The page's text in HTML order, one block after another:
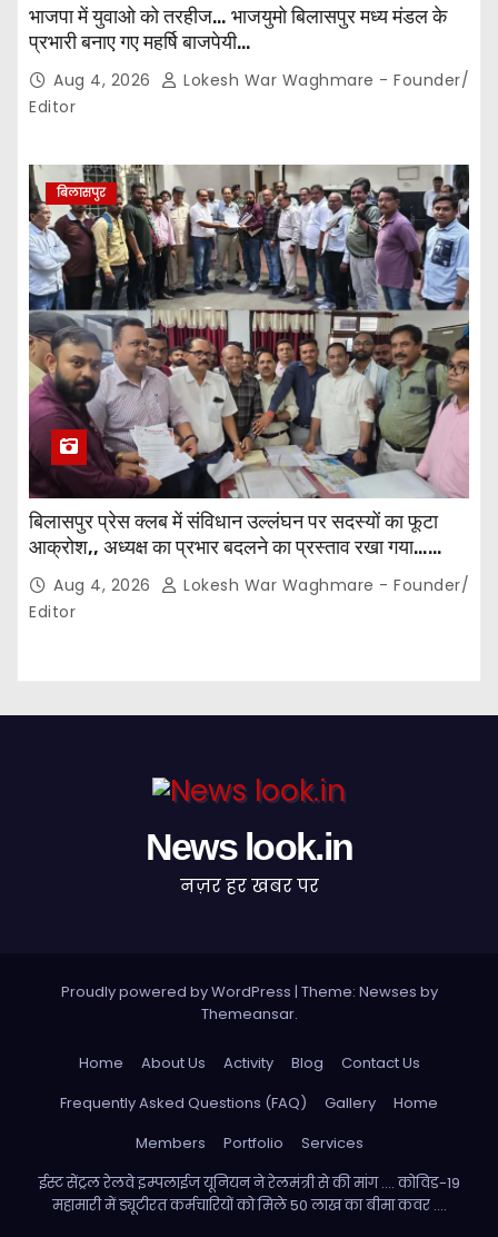
भाजपा में युवाओ को तरहीज… भाजयुमो बिलासपुर मध्य मंडल के
प्रभारी बनाए गए महर्षि बाजपेयी…
Aug 4, 2026
Lokesh War Waghmare - Founder/
Editor
बिलासपुर
बिलासपुर प्रेस क्लब में संविधान उल्लंघन पर सदस्यों का फूटा
आक्रोश,, अध्यक्ष का प्रभार बदलने का प्रस्ताव रखा गया…
करीब 150 सदस्यों की बैठक में कई अहम प्रस्ताव सर्वसम्मति से
पारित,, पत्रकारों ने कलेक्टर व सहायक पंजीयक को सौंपा
ज्ञापन…
Aug 4, 2026
Lokesh War Waghmare - Founder/
Editor
News look.in
नज़र हर खबर पर
Proudly powered by WordPress | Theme: Newses by
Themeansar.
Home About Us Activity Blog
Contact Us
Frequently Asked Questions (FAQ)
Gallery
Home
Members
Portfolio
Services
ईस्ट सेंट्रल रेलवे इम्पलाईज यूनियन ने रेलमंत्री से की मांग …. कोविड-19
महामारी में ड्यूटीरत कर्मचारियों को मिले 50 लाख का बीमा कवर ….